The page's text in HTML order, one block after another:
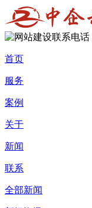
首页
服务
案例
关于
新闻
联系
全部新闻